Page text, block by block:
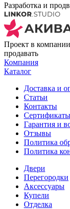
Разработка и
Проект в компании
продавать
Компания
Каталог
Доставка и
Статьи
Контакты
Гарантия и
Отзывы
Политика
Политика
Двери
Перегородки
Аксессуары
Купели
Отделка